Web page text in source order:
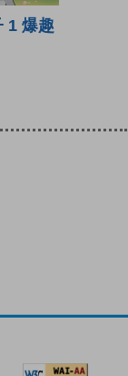
1 爆趣